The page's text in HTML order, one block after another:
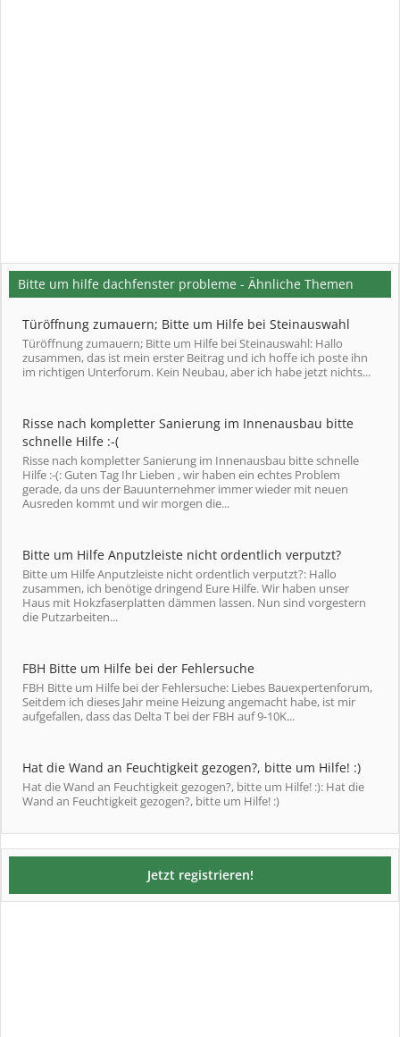
Bitte um hilfe dachfenster probleme - Ähnliche Themen
Türöffnung zumauern; Bitte um Hilfe bei Steinauswahl
Türöffnung zumauern; Bitte um Hilfe bei Steinauswahl: Hallo
zusammen, das ist mein erster Beitrag und ich hoffe ich poste ihn
im richtigen Unterforum. Kein Neubau, aber ich habe jetzt nichts...
Risse nach kompletter Sanierung im Innenausbau bitte
schnelle Hilfe :-(
Risse nach kompletter Sanierung im Innenausbau bitte schnelle
Hilfe :-(: Guten Tag Ihr Lieben , wir haben ein echtes Problem
gerade, da uns der Bauunternehmer immer wieder mit neuen
Ausreden kommt und wir morgen die...
Bitte um Hilfe Anputzleiste nicht ordentlich verputzt?
Bitte um Hilfe Anputzleiste nicht ordentlich verputzt?: Hallo
zusammen, ich benötige dringend Eure Hilfe. Wir haben unser
Haus mit Hokzfaserplatten dämmen lassen. Nun sind vorgestern
die Putzarbeiten...
FBH Bitte um Hilfe bei der Fehlersuche
FBH Bitte um Hilfe bei der Fehlersuche: Liebes Bauexpertenforum,
Seitdem ich dieses Jahr meine Heizung angemacht habe, ist mir
aufgefallen, dass das Delta T bei der FBH auf 9-10K...
Hat die Wand an Feuchtigkeit gezogen?, bitte um Hilfe! :)
Hat die Wand an Feuchtigkeit gezogen?, bitte um Hilfe! :): Hat die
Wand an Feuchtigkeit gezogen?, bitte um Hilfe! :)
Jetzt registrieren!